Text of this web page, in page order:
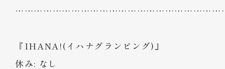
『IHANA!(イハナグランピング)』
休み: なし